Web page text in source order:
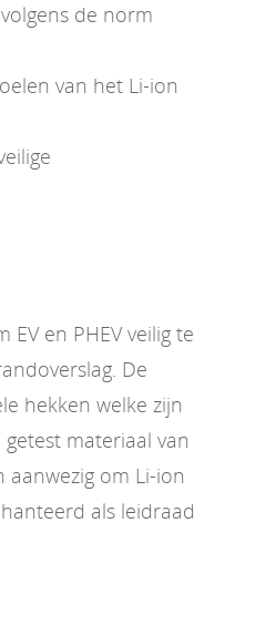
de norm
van het Li-ion
en PHEV veilig te
De
hekken welke zijn
materiaal van
aanwezig om Li-ion
als leidraad